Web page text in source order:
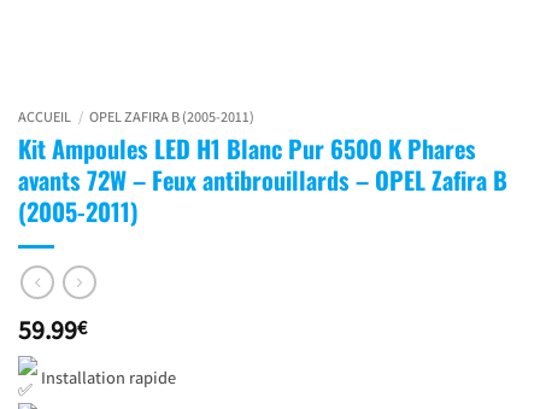
ACCUEIL / OPEL ZAFIRA B (2005-2011)
Kit Ampoules LED H1 Blanc Pur 6500 K Phares
avants 72W – Feux antibrouillards – OPEL Zafira B
(2005-2011)
59.99€
Installation rapide